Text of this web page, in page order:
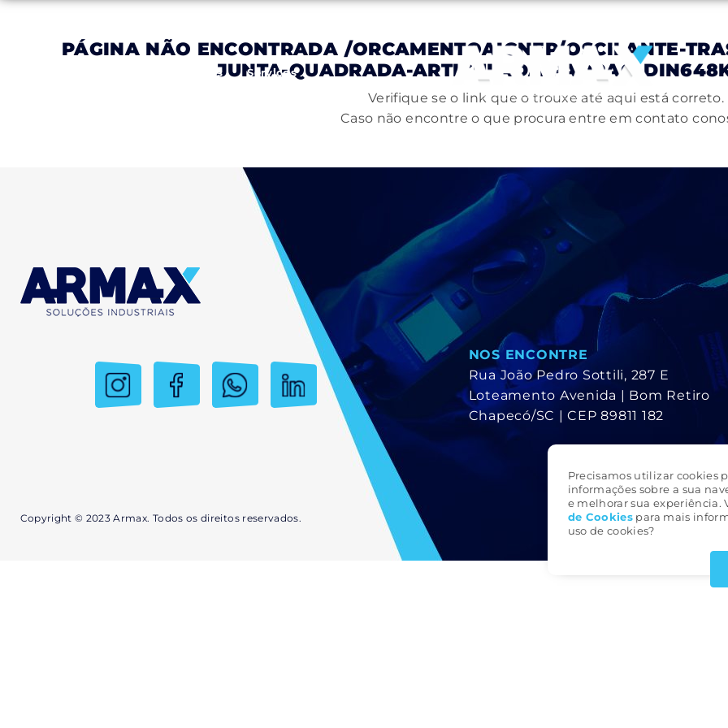
Precisamos utilizar cookies
informações sobre a sua
e melhorar sua experiência.
de Cookies para mais
uso de cookies?
Produtos Serviços
PÁGINA NÃO ENCONTRADA /ORCAMENTOAIGNEP/OSCILANTE-
JUNTA-QUADRADA-ARTICULADA-PADRAO-
Verifique se o link que o trouxe até aqui está correto.
Caso não encontre o que procura entre em contato
NOS ENCONTRE
Rua João Pedro Sottili, 287 E
Loteamento Avenida | Bom Retiro
Chapecó/SC | CEP 89811 182
Copyright © 2023 Armax. Todos os direitos reservados.